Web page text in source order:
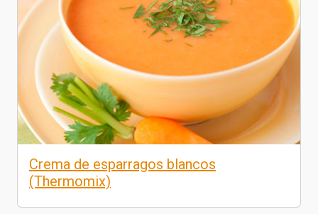
Crema de esparragos blancos
(Thermomix)